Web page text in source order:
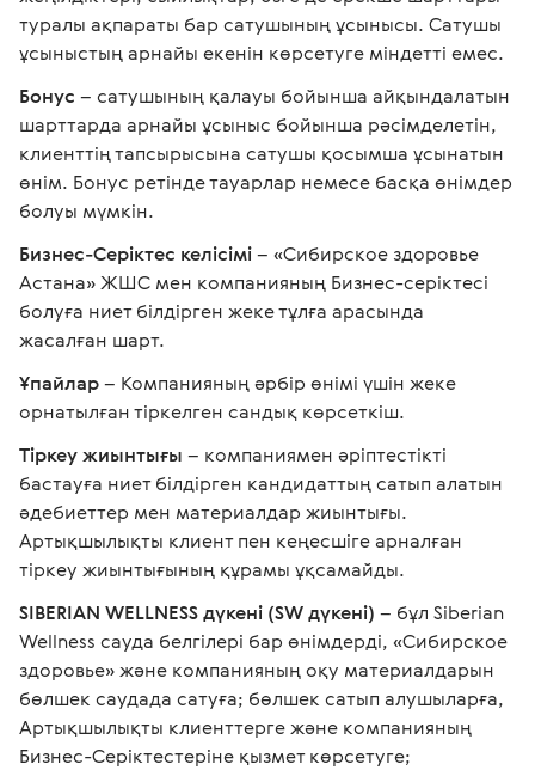
туралы ақпараты бар сатушының ұсынысы. Сатушы
ұсыныстың арнайы екенін көрсетуге міндетті емес.
Бонус – сатушының қалауы бойынша айқындалатын
шарттарда арнайы ұсыныс бойынша рәсімделетін,
клиенттің тапсырысына сатушы қосымша ұсынатын
өнім. Бонус ретінде тауарлар немесе басқа өнімдер
болуы мүмкін.
Бизнес-Серіктес келісімі– «Сибирское здоровье
Астана» ЖШС мен компанияның Бизнес-серіктесі
болуға ниет білдірген жеке тұлға арасында
жасалған шарт.
Ұпайлар– Компанияның әрбір өнімі үшін жеке
орнатылған тіркелген сандық көрсеткіш.
Тіркеу жиынтығы – компаниямен әріптестікті
бастауға ниет білдірген кандидаттың сатып алатын
әдебиеттер мен материалдар жиынтығы.
Артықшылықты клиент пен кеңесшіге арналған
тіркеу жиынтығының құрамы ұқсамайды.
SIBERIAN WELLNESS дүкені (SW дүкені) – бұл Siberian
Wellness сауда белгілері бар өнімдерді, «Сибирское
здоровье» және компанияның оқу материалдарын
бөлшек саудада сатуға; бөлшек сатып алушыларға,
Артықшылықты клиенттерге және компанияның
Бизнес-Серіктестеріне қызмет көрсетуге;